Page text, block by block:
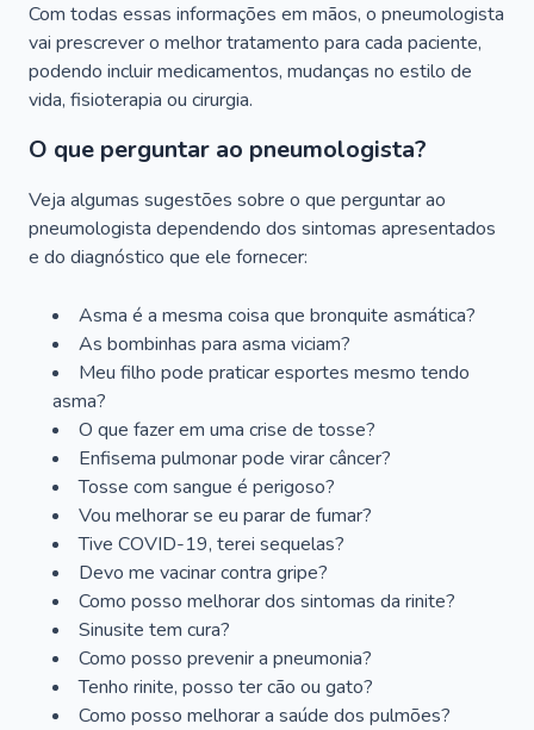
Com todas essas informações em mãos, o pneumologista
vai prescrever o melhor tratamento para cada paciente,
podendo incluir medicamentos, mudanças no estilo de
vida, fisioterapia ou cirurgia.
O que perguntar ao pneumologista?
Veja algumas sugestões sobre o que perguntar ao
pneumologista dependendo dos sintomas apresentados
e do diagnóstico que ele fornecer:
Asma é a mesma coisa que bronquite asmática?
As bombinhas para asma viciam?
Meu filho pode praticar esportes mesmo tendo
asma?
O que fazer em uma crise de tosse?
Enfisema pulmonar pode virar câncer?
Tosse com sangue é perigoso?
Vou melhorar se eu parar de fumar?
Tive COVID-19, terei sequelas?
Devo me vacinar contra gripe?
Como posso melhorar dos sintomas da rinite?
Sinusite tem cura?
Como posso prevenir a pneumonia?
Tenho rinite, posso ter cão ou gato?
Como posso melhorar a saúde dos pulmões?